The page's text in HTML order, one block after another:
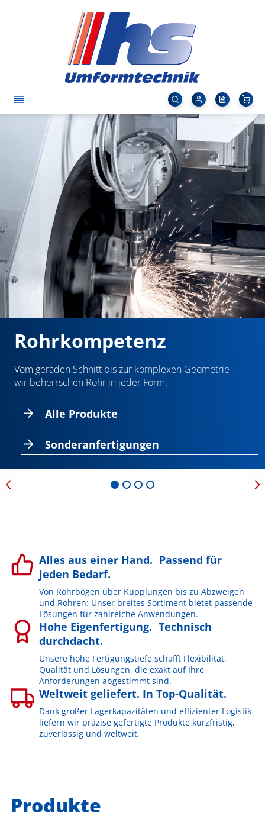
Rohrkompetenz
Vom geraden Schnitt bis zur komplexen Geometrie –
wir beherrschen Rohr in jeder Form.
Alle Produkte
Sonderanfertigungen
Alles aus einer Hand. Passend für
jeden Bedarf.
Von Rohrbögen über Kupplungen bis zu Abzweigen
und Rohren: Unser breites Sortiment bietet passende
Lösungen für zahlreiche Anwendungen.
Hohe Eigenfertigung. Technisch
durchdacht.
Unsere hohe Fertigungstiefe schafft Flexibilität,
Qualität und Lösungen, die exakt auf Ihre
Anforderungen abgestimmt sind.
Weltweit geliefert. In Top-Qualität.
Dank großer Lagerkapazitäten und effizienter Logistik
liefern wir präzise gefertigte Produkte kurzfristig,
zuverlässig und weltweit.
Produkte